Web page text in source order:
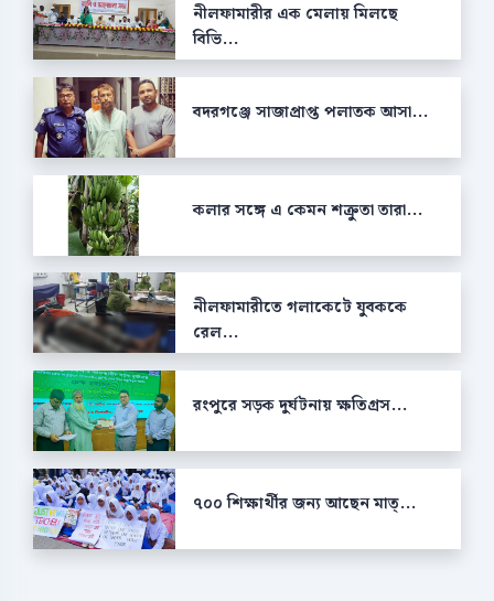
নীলফামারীর এক মেলায় মিলছে
বিভি...
বদরগঞ্জে সাজাপ্রাপ্ত পলাতক আসা...
কলার সঙ্গে এ কেমন শক্রুতা তারা...
নীলফামারীতে গলাকেটে যুবককে
রেল...
রংপুরে সড়ক দুর্ঘটনায় ক্ষতিগ্রস...
৭০০ শিক্ষার্থীর জন্য আছেন মাত্...